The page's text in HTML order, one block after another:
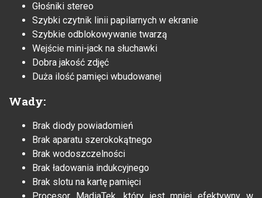
Głośniki stereo
Szybki czytnik linii papilarnych w ekranie
Szybkie odblokowywanie twarzą
Wejście mini-jack na słuchawki
Dobra jakość zdjęć
Duża ilość pamięci wbudowanej
Wady:
Brak diody powiadomień
Brak aparatu szerokokątnego
Brak wodoszczelności
Brak ładowania indukcyjnego
Brak slotu na kartę pamięci